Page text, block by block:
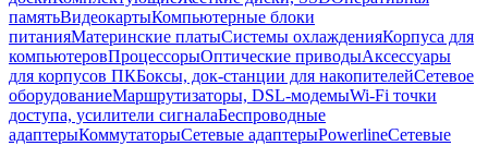
памятьВидеокартыКомпьютерные блоки
питанияМатеринские платыСистемы охлажденияКорпуса для
компьютеровПроцессорыОптические приводыАксессуары
для корпусов ПКБоксы, док-станции для накопителейСетевое
оборудованиеМаршрутизаторы, DSL-модемыWi-Fi точки
доступа, усилители сигналаБеспроводные
адаптерыКоммутаторыСетевые адаптерыPowerlineСетевые